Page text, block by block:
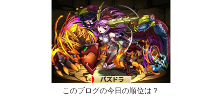
このブログの今日の順位は？